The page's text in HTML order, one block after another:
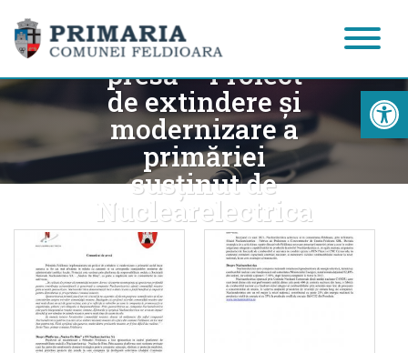
Comunicat de
presă – Proiect
de extindere și
modernizare a
primăriei
susținut de
Nuclearelectrica